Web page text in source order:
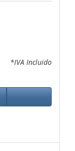
*IVA Incluido